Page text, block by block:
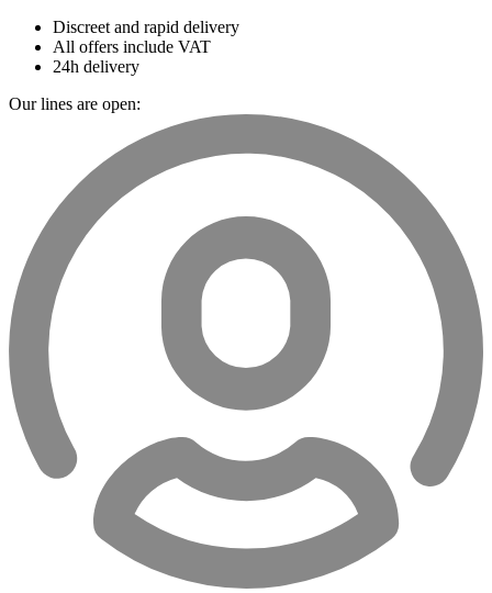
Discreet and rapid delivery
All offers include VAT
24h delivery
Our lines are open: